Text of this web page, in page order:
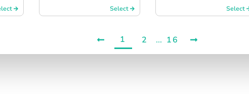
Select
Select
1 2 ... 16